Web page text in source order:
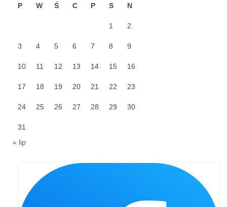
P
W Ś C P S N
1 2
3 4 5 6 7 8 9
10 11 12 13 14 15 16
17 18 19 20 21 22 23
24 25 26 27 28 29 30
31
« lip